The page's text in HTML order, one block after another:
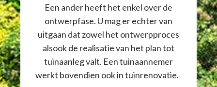
Een ander heeft het enkel over de
ontwerpfase. U mag er echter van
uitgaan dat zowel het ontwerpproces
alsook de realisatie van het plan tot
tuinaanleg valt. Een tuinaannemer
werkt bovendien ook in tuinrenovatie.